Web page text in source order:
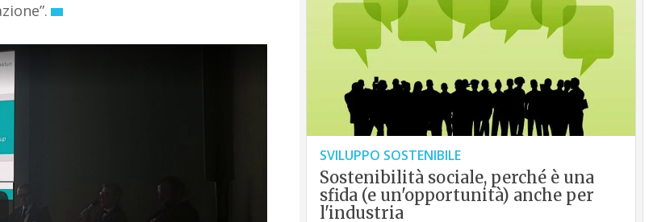
SVILUPPO SOSTENIBILE
Sostenibilità sociale, perché è una
sfida (e un'opportunità) anche per
l'industria